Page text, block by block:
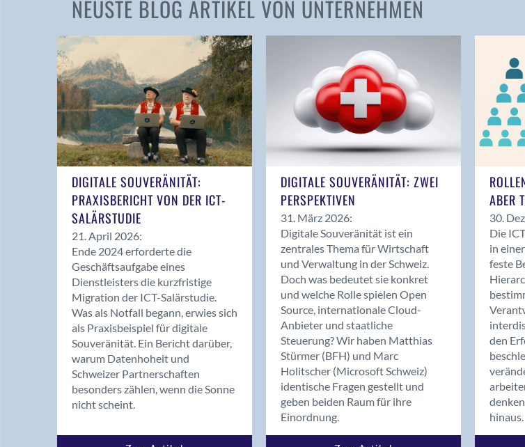
Andelfingen
Balsthal
Balzers
Bassersdorf
Benken (SG)
Bergdietikon
Bern - Liebefeld
NEUSTE BLOG ARTIKEL VON UNTERNEHMEN
DIGITALE SOUVERÄNITÄT:
PRAXISBERICHT VON DER ICT-
SALÄRSTUDIE
21. April 2026:
Ende 2024 erforderte die
Geschäftsaufgabe eines
Dienstleisters die kurzfristige
Migration der ICT-Salärstudie.
Was als Notfall begann, erwies sich
als Praxisbeispiel für digitale
Souveränität. Ein Bericht darüber,
warum Datenhoheit und
Schweizer Partnerschaften
besonders zählen, wenn die Sonne
nicht scheint.
DIGITALE SOUVERÄNITÄT: ZWEI
PERSPEKTIVEN
31. März 2026:
Digitale Souveränität ist ein
zentrales Thema für Wirtschaft
und Verwaltung in der Schweiz.
Doch was bedeutet sie konkret
und welche Rolle spielen Open
Source, internationale Cloud-
Anbieter und staatliche
Steuerung? Wir haben Matthias
Stürmer (BFH) und Marc
Holitscher (Microsoft Schweiz)
identische Fragen gestellt und
geben beiden Raum für ihre
Einordnung.
ABER
30.
Die
in
feste
den
hinaus.